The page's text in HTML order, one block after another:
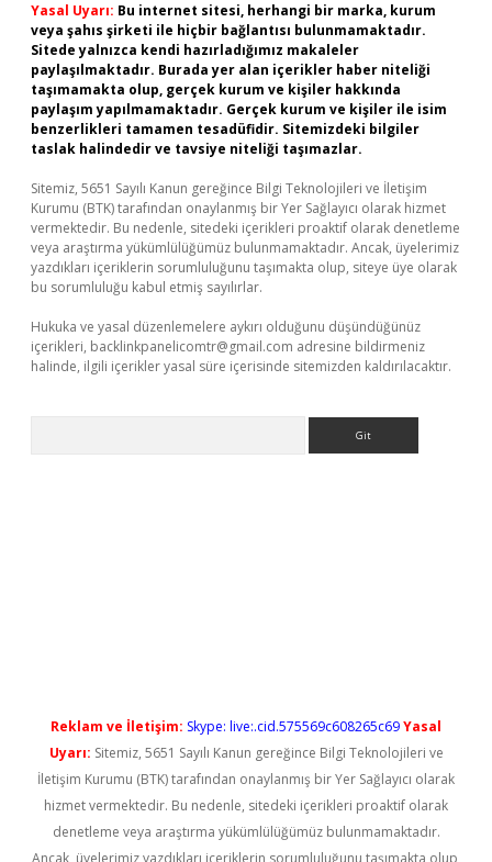
Yasal Uyarı: Bu internet sitesi, herhangi bir marka, kurum
veya şahıs şirketi ile hiçbir bağlantısı bulunmamaktadır.
Sitede yalnızca kendi hazırladığımız makaleler
paylaşılmaktadır. Burada yer alan içerikler haber niteliği
taşımamakta olup, gerçek kurum ve kişiler hakkında
paylaşım yapılmamaktadır. Gerçek kurum ve kişiler ile isim
benzerlikleri tamamen tesadüfidir. Sitemizdeki bilgiler
taslak halindedir ve tavsiye niteliği taşımazlar.
Sitemiz, 5651 Sayılı Kanun gereğince Bilgi Teknolojileri ve İletişim
Kurumu (BTK) tarafından onaylanmış bir Yer Sağlayıcı olarak hizmet
vermektedir. Bu nedenle, sitedeki içerikleri proaktif olarak denetleme
veya araştırma yükümlülüğümüz bulunmamaktadır. Ancak, üyelerimiz
yazdıkları içeriklerin sorumluluğunu taşımakta olup, siteye üye olarak
bu sorumluluğu kabul etmiş sayılırlar.
Hukuka ve yasal düzenlemelere aykırı olduğunu düşündüğünüz
içerikleri, backlinkpanelicomtr@gmail.com adresine bildirmeniz
halinde, ilgili içerikler yasal süre içerisinde sitemizden kaldırılacaktır.
Reklam ve İletişim: Skype: live:.cid.575569c608265c69Yasal
Uyarı: Sitemiz, 5651 Sayılı Kanun gereğince Bilgi Teknolojileri ve
İletişim Kurumu (BTK) tarafından onaylanmış bir Yer Sağlayıcı olarak
hizmet vermektedir. Bu nedenle, sitedeki içerikleri proaktif olarak
denetleme veya araştırma yükümlülüğümüz bulunmamaktadır.
Ancak, üyelerimiz yazdıkları içeriklerin sorumluluğunu taşımakta olup,